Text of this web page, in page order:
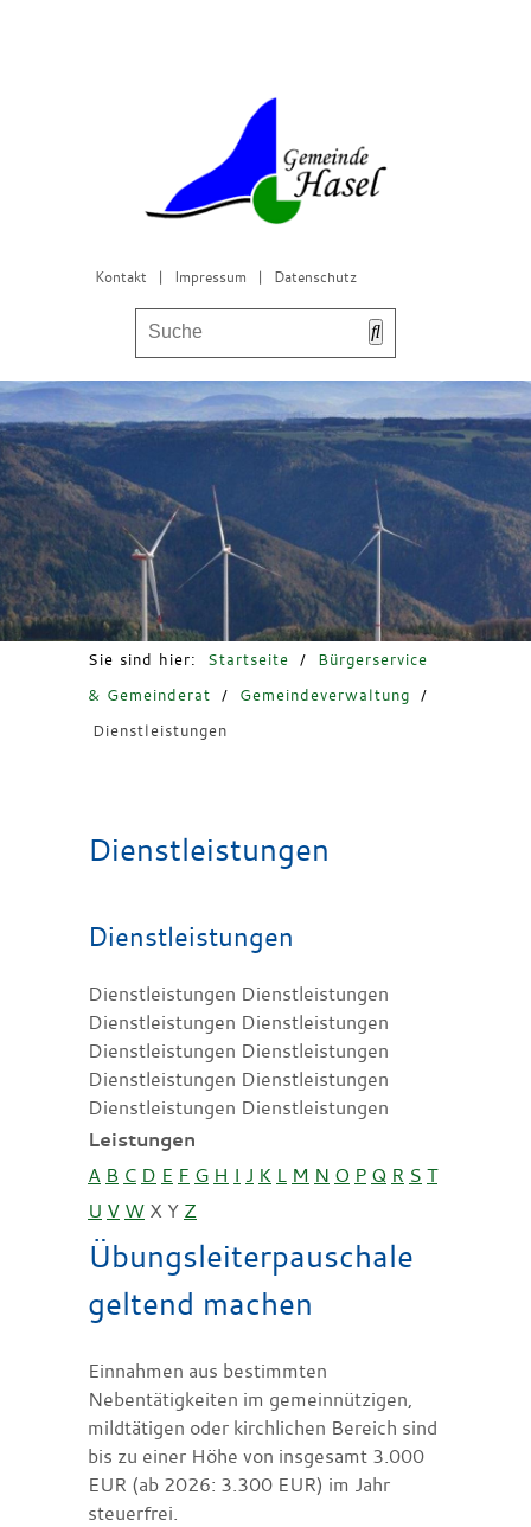
Kontakt | Impressum | Datenschutz
Bürgerservice & Gemeinderat
Leben in Hasel
Freizeit & Tourismus
Sie sind hier: Startseite /
Bürgerservice
& Gemeinderat
/ Gemeindeverwaltung
/
Dienstleistungen
Dienstleistungen
Dienstleistungen
Dienstleistungen Dienstleistungen
Dienstleistungen Dienstleistungen
Dienstleistungen Dienstleistungen
Dienstleistungen Dienstleistungen
Dienstleistungen Dienstleistungen
Leistungen
A B C D E F G H I J K L M N O P Q R S T
U V W X Y Z
Übungsleiterpauschale
geltend machen
Einnahmen aus bestimmten
Nebentätigkeiten im gemeinnützigen,
mildtätigen oder kirchlichen Bereich sind
bis zu einer Höhe von insgesamt 3.000
EUR (ab 2026: 3.300 EUR) im Jahr
steuerfrei.